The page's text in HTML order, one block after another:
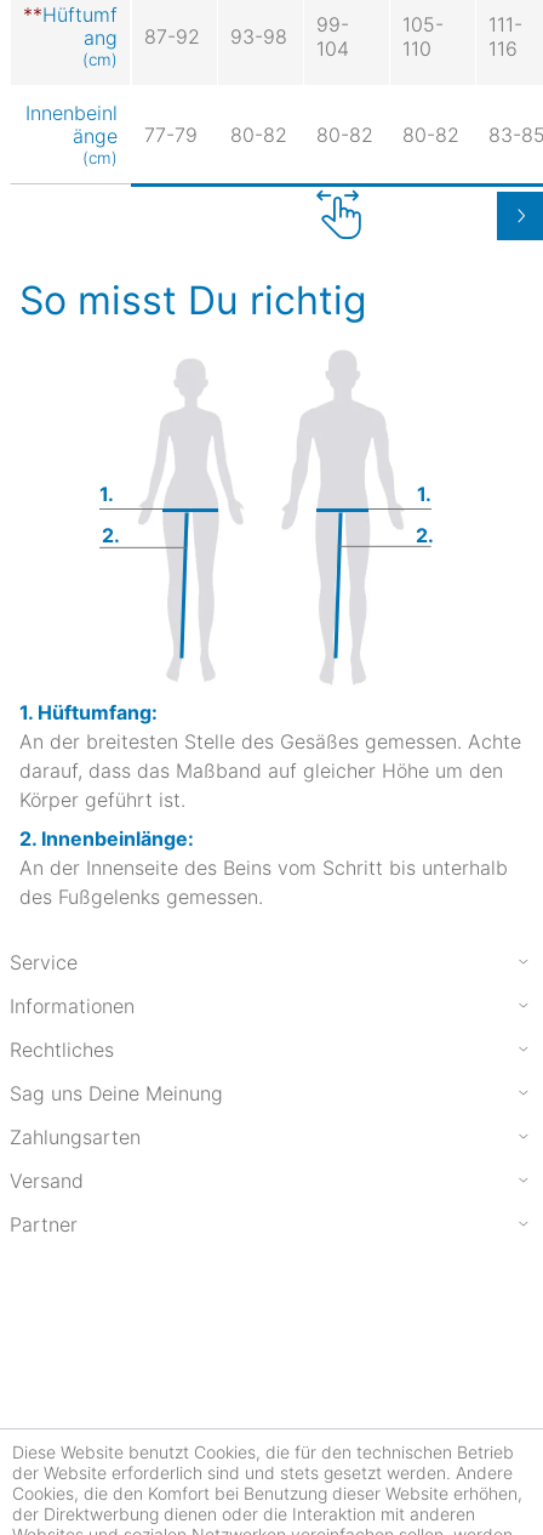
Hüftumf
ang
(cm)
87-92 93-98
99-
104
105-
110
111-
116
Innenbeinl
änge
(cm)
77-79 80-82 80-82 80-82 83-
So misst Du richtig
1.
1.
2.
2.
1. Hüftumfang:
An der breitesten Stelle des Gesäßes gemessen. Achte
darauf, dass das Maßband auf gleicher Höhe um den
Körper geführt ist.
2. Innenbeinlänge:
An der Innenseite des Beins vom Schritt bis unterhalb
des Fußgelenks gemessen.
Service
Informationen
Rechtliches
Sag uns Deine Meinung
Zahlungsarten
Versand
Partner
Diese Website benutzt Cookies, die für den technischen Betrieb
der Website erforderlich sind und stets gesetzt werden. Andere
Cookies, die den Komfort bei Benutzung dieser Website erhöhen,
der Direktwerbung dienen oder die Interaktion mit anderen